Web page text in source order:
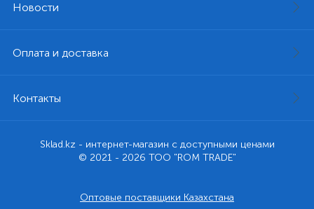
Новости
Оплата и доставка
Контакты
Sklad.kz - интернет-магазин с доступными ценами
© 2021 - 2026 ТОО "ROM TRADE"
Оптовые поставщики Казахстана